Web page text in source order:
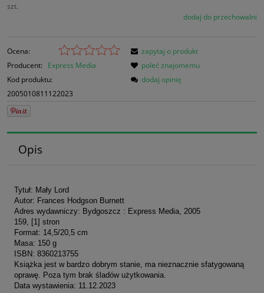
szt.
dodaj do przechowalni
Ocena:
Producent:
Express Media
Kod produktu:
2005010811122023
zapytaj o produkt
poleć znajomemu
dodaj opinię
Opis
Tytuł: Mały Lord
Autor: Frances Hodgson Burnett
Adres wydawniczy: Bydgoszcz : Express Media, 2005
159, [1] stron
Format: 14,5/20,5 cm
Masa: 150 g
ISBN: 8360213755
Książka jest w bardzo dobrym stanie, ma nieznacznie sfatygowaną
oprawę. Poza tym brak śladów użytkowania.
Data wystawienia: 11.12.2023